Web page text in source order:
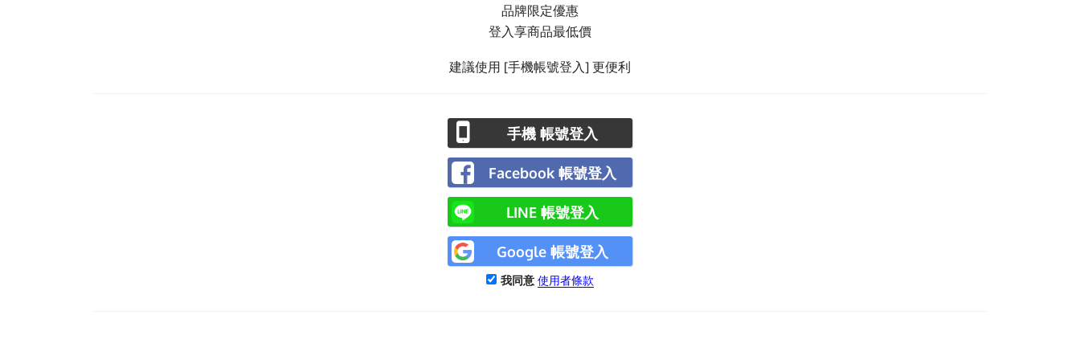
品牌限定優惠
登入享商品最低價
建議使用 [手機帳號登入] 更便利
手機 帳號登入
Facebook 帳號登入
LINE 帳號登入
Google 帳號登入
我同意 使用者條款